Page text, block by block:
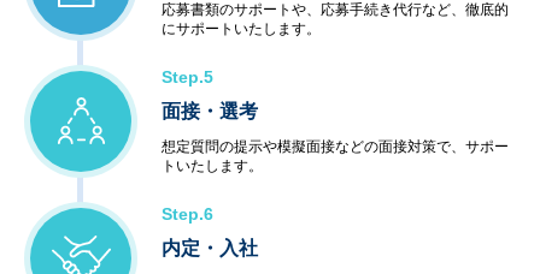
応募書類のサポートや、応募手続き代行など、徹底的
にサポートいたします。
Step.5
面接・選考
想定質問の提示や模擬面接などの面接対策で、サポー
トいたします。
Step.6
内定・入社